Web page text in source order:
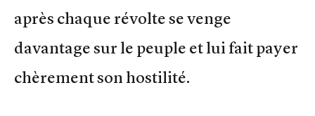
après chaque révolte se venge
davantage sur le peuple et lui fait payer
chèrement son hostilité.